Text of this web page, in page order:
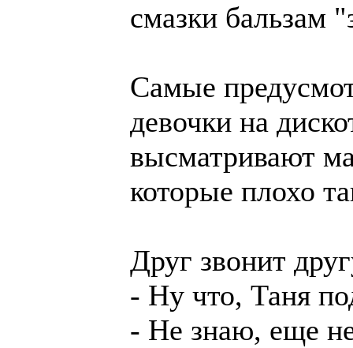
смазки бальзам
Самые
девочки на
высматривают
которые плохо
Друг звонит
- Ну что, Таня
- Не знаю, еще